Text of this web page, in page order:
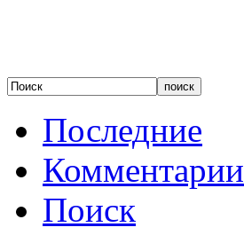
Последние
Комментарии
Поиск